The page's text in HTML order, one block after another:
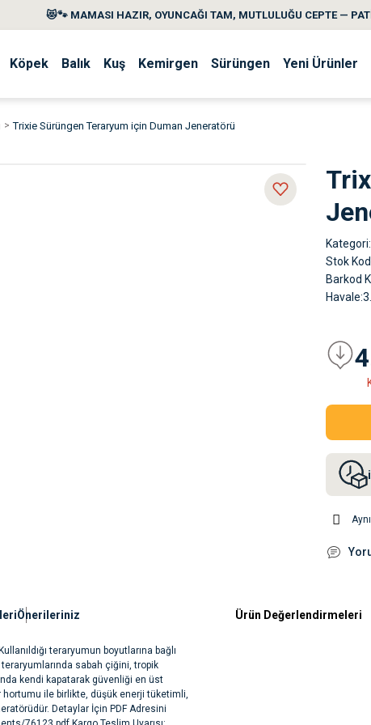
😻🐾 MAMASI HAZIR, OYUNCAĞI TAM, MUTLULUĞU CEPTE —
Köpek Balık Kuş Kemirgen Sürüngen Yeni Ürünler
Trixie Sürüngen Teraryum için Duman Jeneratörü
Kategori
Stok
Barkod
Havale
Önerileriniz
teraryumun boyutlarına bağlı
sabah çiğini, tropik
kendi kapatarak güvenliği en üst
hortumu ile birlikte, düşük enerji tüketimli,
Detaylar İçin PDF Adresini
Ürün Değerlendirmeleri